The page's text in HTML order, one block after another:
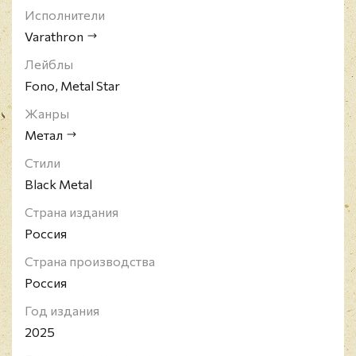
Исполнители
Varathron
Лейблы
Fono, Metal Star
Жанры
Метал
Стили
Black Metal
Страна издания
Россия
Страна производства
Россия
Год издания
2025